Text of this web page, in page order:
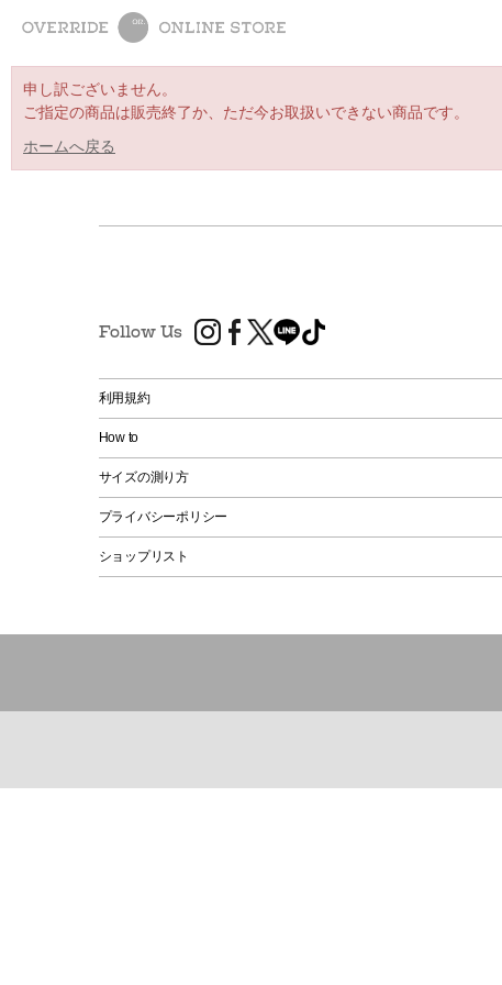
申し訳ございません。
ご指定の商品は販売終了か、ただ今お取扱いできない商品です。
ホームへ戻る
Follow Us
利用規約
How to
サイズの測り方
プライバシーポリシー
ショップリスト